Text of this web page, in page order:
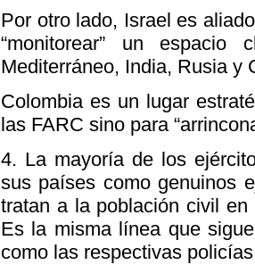
Por otro lado, Israel es
“monitorear” un
Mediterráneo, India, Rusia y
Colombia es un lugar
las FARC sino para
4. La mayoría de los
sus países como genuinos
tratan a la población civil en
Es la misma línea que
como las respectivas